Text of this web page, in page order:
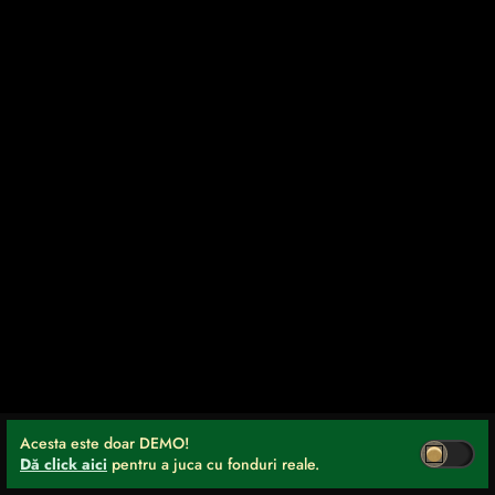
Acesta este doar DEMO!
Dă click aici pentru a juca cu fonduri reale.